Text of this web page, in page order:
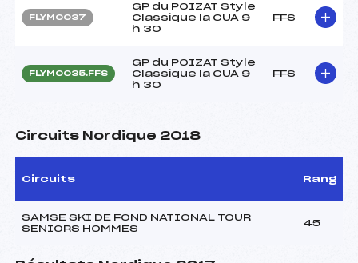
FLYM0037
GP du POIZAT Style
Classique la CUA 9
h 30
FFS
FLYM0035.FFS
GP du POIZAT Style
Classique la CUA 9
h 30
FFS
Circuits Nordique 2018
Circuits Rang
SAMSE SKI DE FOND NATIONAL TOUR
SENIORS HOMMES
45